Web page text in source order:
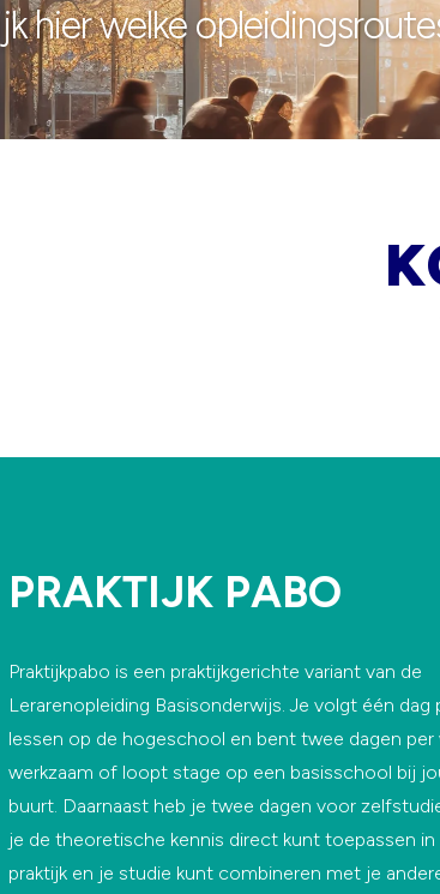
hier welke
PRAKTIJK PABO
Praktijkpabo is een praktijkgerichte variant van de
Lerarenopleiding Basisonderwijs. Je volgt één dag
lessen op de hogeschool en bent twee dagen per
werkzaam of loopt stage op een basisschool bij
buurt. Daarnaast heb je twee dagen voor
je de theoretische kennis direct kunt toepassen in
praktijk en je studie kunt combineren met je